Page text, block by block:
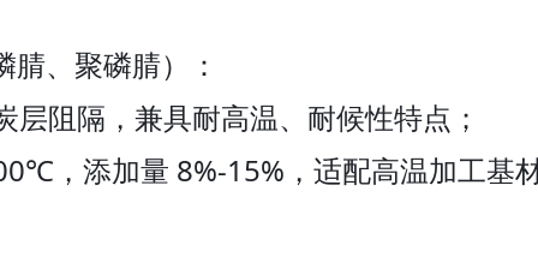
、聚磷腈）：
层阻隔，兼具耐高温、耐候性特点；
，添加量 8%-15%，适配高温加工基材